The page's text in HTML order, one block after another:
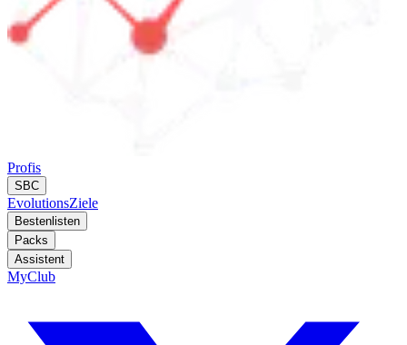
Profis
SBC
EvolutionsZiele
Bestenlisten
Packs
Assistent
MyClub